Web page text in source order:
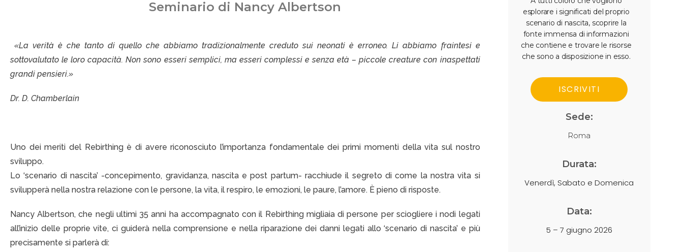
Seminario di Nancy Albertson
«La verità è che tanto di quello che abbiamo tradizionalmente creduto sui neonati è erroneo. Li abbiamo fraintesi e
sottovalutato le loro capacità. Non sono esseri semplici, ma esseri complessi e senza età – piccole creature con inaspettati
grandi pensieri.»
Dr. D. Chamberlain
Uno dei meriti del Rebirthing è di avere riconosciuto l’importanza fondamentale dei primi momenti della vita sul nostro
sviluppo.
Lo ‘scenario di nascita’ -concepimento, gravidanza, nascita e post partum- racchiude il segreto di come la nostra vita si
svilupperà nella nostra relazione con le persone, la vita, il respiro, le emozioni, le paure, l’amore. È pieno di risposte.
Nancy Albertson, che negli ultimi 35 anni ha accompagnato con il Rebirthing migliaia di persone per sciogliere i nodi legati
all’inizio delle proprie vite, ci guiderà nella comprensione e nella riparazione dei danni legati allo ‘scenario di nascita’ e più
precisamente si parlerà di:
esplorare i significati del proprio
scenario di nascita, scoprire la
fonte immensa di informazioni
che contiene e trovare le risorse
che sono a disposizione in esso.
ISCRIVITI
Sede:
Roma
Durata:
Venerdì, Sabato e Domenica
Data:
5 – 7 giugno 2026